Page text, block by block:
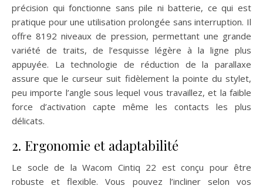
précision qui fonctionne sans pile ni batterie, ce qui est
pratique pour une utilisation prolongée sans interruption. Il
offre 8192 niveaux de pression, permettant une grande
variété de traits, de l’esquisse légère à la ligne plus
appuyée. La technologie de réduction de la parallaxe
assure que le curseur suit fidèlement la pointe du stylet,
peu importe l’angle sous lequel vous travaillez, et la faible
force d’activation capte même les contacts les plus
délicats.
2. Ergonomie et adaptabilité
Le socle de la Wacom Cintiq 22 est conçu pour être
robuste et flexible. Vous pouvez l’incliner selon vos